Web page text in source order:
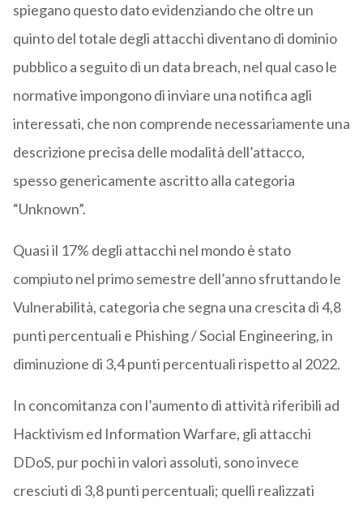
spiegano questo dato evidenziando che oltre un
quinto del totale degli attacchi diventano di dominio
pubblico a seguito di un data breach, nel qual caso le
normative impongono di inviare una notifica agli
interessati, che non comprende necessariamente una
descrizione precisa delle modalità dell’attacco,
spesso genericamente ascritto alla categoria
“Unknown”.
Quasi il 17% degli attacchi nel mondo è stato
compiuto nel primo semestre dell’anno sfruttando le
Vulnerabilità, categoria che segna una crescita di 4,8
punti percentuali e Phishing / Social Engineering, in
diminuzione di 3,4 punti percentuali rispetto al 2022.
In concomitanza con l’aumento di attività riferibili ad
Hacktivism ed Information Warfare, gli attacchi
DDoS, pur pochi in valori assoluti, sono invece
cresciuti di 3,8 punti percentuali; quelli realizzati